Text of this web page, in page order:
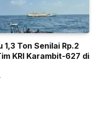
Ton Senilai Rp.2
KRI Karambit-627 di